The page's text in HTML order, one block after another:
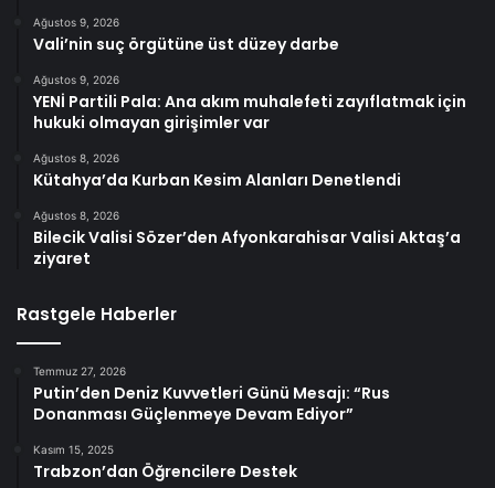
Ağustos 9, 2026
Vali’nin suç örgütüne üst düzey darbe
Ağustos 9, 2026
YENİ Partili Pala: Ana akım muhalefeti zayıflatmak için
hukuki olmayan girişimler var
Ağustos 8, 2026
Kütahya’da Kurban Kesim Alanları Denetlendi
Ağustos 8, 2026
Bilecik Valisi Sözer’den Afyonkarahisar Valisi Aktaş’a
ziyaret
Rastgele Haberler
Temmuz 27, 2026
Putin’den Deniz Kuvvetleri Günü Mesajı: “Rus
Donanması Güçlenmeye Devam Ediyor”
Kasım 15, 2025
Trabzon’dan Öğrencilere Destek